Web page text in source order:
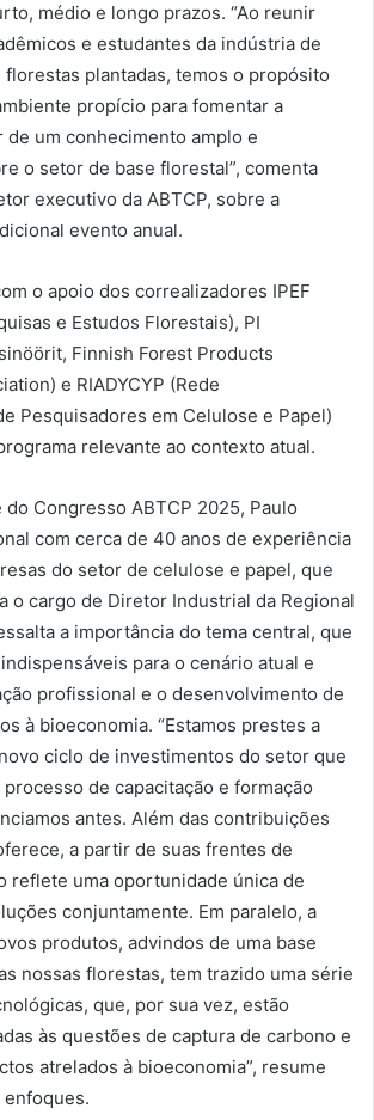
médio e longo prazos. “Ao reunir
e estudantes da indústria de
plantadas, temos o propósito
propício para fomentar a
de um conhecimento amplo e
o setor de base florestal”, comenta
executivo da ABTCP, sobre a
evento anual.
o apoio dos correalizadores IPEF
e Estudos Florestais), PI
Finnish Forest Products
e RIADYCYP (Rede
Pesquisadores em Celulose e Papel)
relevante ao contexto atual.
Congresso ABTCP 2025, Paulo
com cerca de 40 anos de experiência
do setor de celulose e papel, que
o cargo de Diretor Industrial da Regional
a importância do tema central, que
para o cenário atual e
profissional e o desenvolvimento de
à bioeconomia. “Estamos prestes a
ciclo de investimentos do setor que
de capacitação e formação
antes. Além das contribuições
a partir de suas frentes de
reflete uma oportunidade única de
conjuntamente. Em paralelo, a
produtos, advindos de uma base
nossas florestas, tem trazido uma série
que, por sua vez, estão
às questões de captura de carbono e
atrelados à bioeconomia”, resume